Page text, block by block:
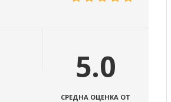
5.0
СРЕДНА ОЦЕНКА ОТ